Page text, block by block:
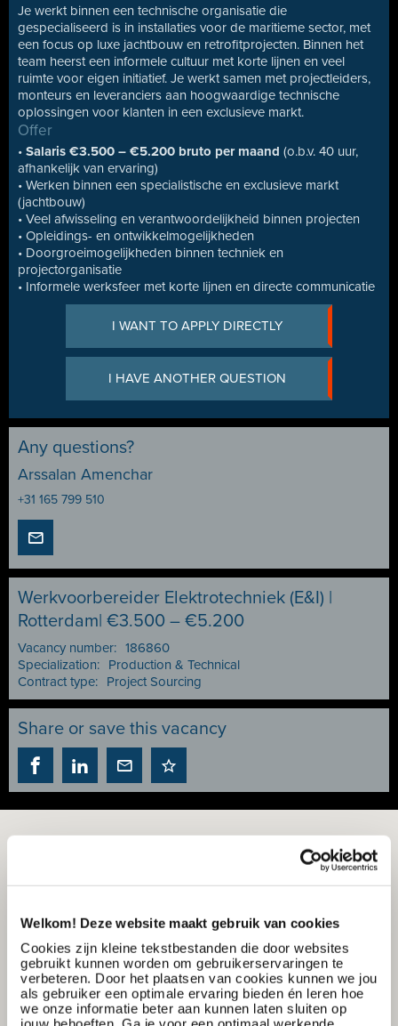
Welkom! Deze website maakt gebruik van cookies
Cookies zijn kleine tekstbestanden die door websites
gebruikt kunnen worden om gebruikerservaringen te
verbeteren. Door het plaatsen van cookies kunnen we jou
als gebruiker een optimale ervaring bieden én leren hoe
we onze informatie beter aan kunnen laten sluiten op
Je werkt binnen een technische organisatie die
gespecialiseerd is in installaties voor de maritieme sector, met
een focus op luxe jachtbouw en retrofitprojecten. Binnen het
team heerst een informele cultuur met korte lijnen en veel
ruimte voor eigen initiatief. Je werkt samen met projectleiders,
monteurs en leveranciers aan hoogwaardige technische
oplossingen voor klanten in een exclusieve markt.
Offer
• Salaris €3.500 – €5.200 bruto per maand (o.b.v. 40 uur,
afhankelijk van ervaring)
• Werken binnen een specialistische en exclusieve markt
(jachtbouw)
• Veel afwisseling en verantwoordelijkheid binnen projecten
• Opleidings- en ontwikkelmogelijkheden
• Doorgroeimogelijkheden binnen techniek en
projectorganisatie
• Informele werksfeer met korte lijnen en directe communicatie
I WANT TO APPLY DIRECTLY
I HAVE ANOTHER QUESTION
Any questions?
Arssalan Amenchar
+31 165 799 510
Werkvoorbereider Elektrotechniek (E&I) |
Rotterdam| €3.500 – €5.200
Vacancy number: 186860
Specialization:
Production & Technical
Contract type:
Project Sourcing
Share or save this vacancy